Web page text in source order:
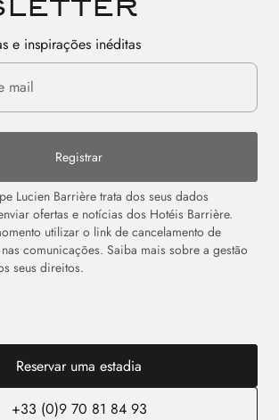
e inspirações inéditas
Registrar
Lucien Barrière trata dos seus dados
ofertas e notícias dos Hotéis Barrière.
utilizar o link de cancelamento de
comunicações. Saiba mais sobre a gestão
seus direitos.
Reservar uma estadia
+33 (0)9 70 81 84 93